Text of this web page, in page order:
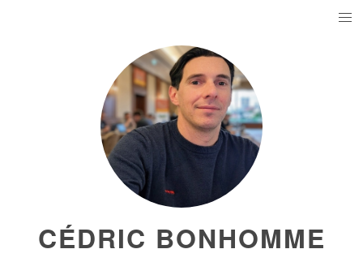
CÉDRIC BONHOMME